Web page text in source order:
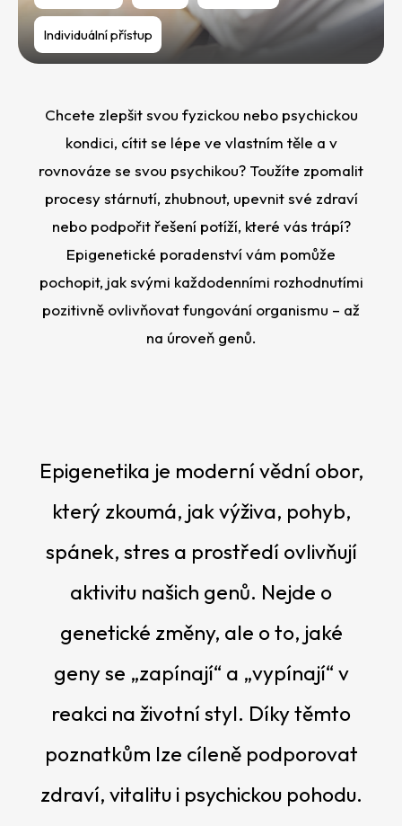
Individuální přístup
Chcete zlepšit svou fyzickou nebo psychickou
kondici, cítit se lépe ve vlastním těle a v
rovnováze se svou psychikou? Toužíte zpomalit
procesy stárnutí, zhubnout, upevnit své zdraví
nebo podpořit řešení potíží, které vás trápí?
Epigenetické poradenství vám pomůže
pochopit, jak svými každodenními rozhodnutími
pozitivně ovlivňovat fungování organismu – až
na úroveň genů.
Epigenetika je moderní vědní obor,
který zkoumá, jak výživa, pohyb,
spánek, stres a prostředí ovlivňují
aktivitu našich genů. Nejde o
genetické změny, ale o to, jaké
geny se „zapínají“ a „vypínají“ v
reakci na životní styl. Díky těmto
poznatkům lze cíleně podporovat
zdraví, vitalitu i psychickou pohodu.
t
e